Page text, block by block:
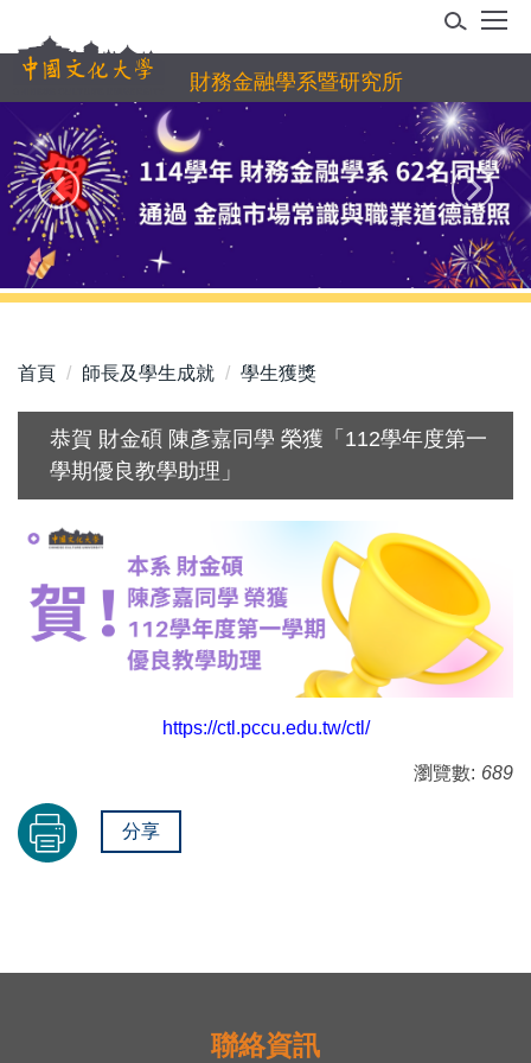
到
主
要
內
容
區
財務金融學系暨研究所
首頁 師長及學生成就 學生獲獎
恭賀 財金碩 陳彥嘉同學 榮獲「112學年度第一
學期優良教學助理」
https://ctl.pccu.edu.tw/ctl/
瀏覽數: 689
分享
聯絡資訊